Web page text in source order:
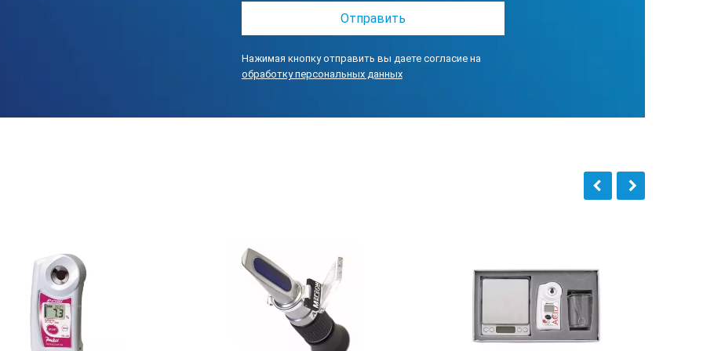
0 … 10.6 %
Нажимая кнопку отправить вы даете согласие на
обработку персональных данных